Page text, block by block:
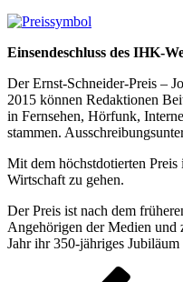
Einsendeschluss des IHK-
Der Ernst-Schneider-Preis –
2015 können Redaktionen
in Fernsehen, Hörfunk,
stammen.
Mit dem höchstdo­tierten
Wirtschaft zu gehen.
Der Preis ist nach dem
Angehörigen der Medien und
Jahr ihr 350-jähriges Jubiläum